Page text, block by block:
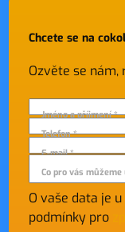
Chcete se na
Ozvěte se
Jméno a příjmení *
Telefon *
E-mail *
Co pro vás můžeme
O vaše data je
podmínky pro